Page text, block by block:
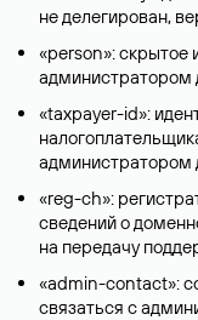
не делегирован,
«person»: скрытое
администратором
«taxpayer-id»:
администратором
«reg-ch»:
сведений о
на передачу
«admin-contact»:
связаться с